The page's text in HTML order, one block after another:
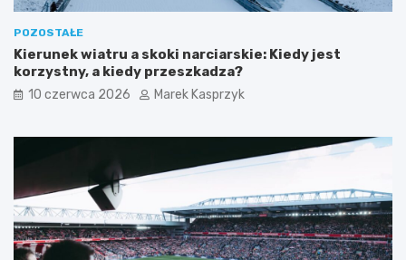
POZOSTAŁE
Kierunek wiatru a skoki narciarskie: Kiedy jest
korzystny, a kiedy przeszkadza?
10 czerwca 2026 Marek Kasprzyk